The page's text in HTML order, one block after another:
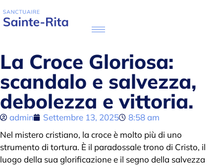
La Croce Gloriosa:
scandalo e salvezza,
debolezza e vittoria.
admin Settembre 13, 2025
8:58 am
Nel mistero cristiano, la croce è molto più di uno
strumento di tortura. È il paradossale trono di Cristo, il
luogo della sua glorificazione e il segno della salvezza